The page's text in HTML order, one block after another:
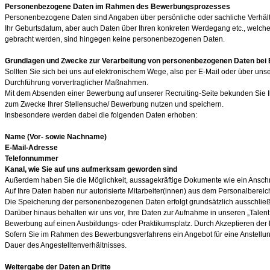
Personenbezogene Daten im Rahmen des Bewerbungsprozesses
Personenbezogene Daten sind Angaben über persönliche oder sachliche
Ihr Geburtsdatum, aber auch Daten über Ihren konkreten Werdegang etc.,
gebracht werden, sind hingegen keine personenbezogenen Daten.
Grundlagen und Zwecke zur Verarbeitung von personenbezogenen Daten
Sollten Sie sich bei uns auf elektronischem Wege, also per E-Mail oder über
Durchführung vorvertraglicher Maßnahmen.
Mit dem Absenden einer Bewerbung auf unserer Recruiting-Seite bekunden
zum Zwecke Ihrer Stellensuche/ Bewerbung nutzen und speichern.
Insbesondere werden dabei die folgenden Daten erhoben:
Name (Vor- sowie Nachname)
E-Mail-Adresse
Telefonnummer
Kanal, wie Sie auf uns aufmerksam geworden sind
Außerdem haben Sie die Möglichkeit, aussagekräftige Dokumente wie ein
Auf Ihre Daten haben nur autorisierte Mitarbeiter(innen) aus dem
Die Speicherung der personenbezogenen Daten erfolgt grundsätzlich
Darüber hinaus behalten wir uns vor, Ihre Daten zur Aufnahme in unseren
Bewerbung auf einen Ausbildungs- oder Praktikumsplatz. Durch Akzeptieren
Sofern Sie im Rahmen des Bewerbungsverfahrens ein Angebot für eine
Dauer des Angestelltenverhältnisses.
Weitergabe der Daten an Dritte